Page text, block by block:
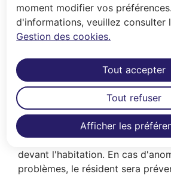
moment modifier vos
d'informations, veuillez consulter
Gestion des cookies.
Afficher les
Tout accepter
Tout refuser
Partir sereinement en
laissant son domicile
bonnes mains. C'est
au dispositif
Les modalités
En cas d'absence prolongée, il
faire appel à la police municipale
domicile en réalisant des
devant l'habitation. En cas
problèmes, le résident sera